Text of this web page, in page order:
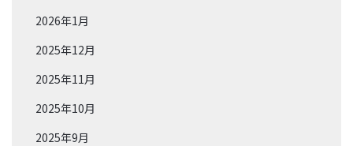
2026年1月
2025年12月
2025年11月
2025年10月
2025年9月